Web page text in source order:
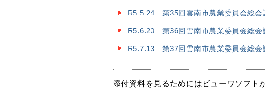
R5.5.24 第35回雲南市農業委員会総会
R5.6.20 第36回雲南市農業委員会総会
R5.7.13 第37回雲南市農業委員会総会
添付資料を見るためにはビューワソフト